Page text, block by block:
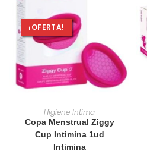
¡OFERTA!
AÑADIR AL CARRITO
Higiene Intima
Copa Menstrual Ziggy
Cup Intimina 1ud
Intimina